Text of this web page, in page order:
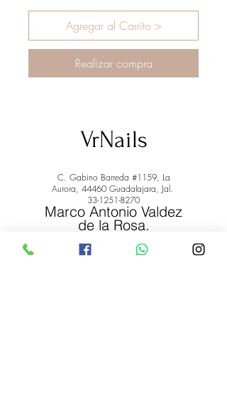
Agregar al Carrito >
Realizar compra
VrNails
C. Gabino Barreda #1159, La
Aurora, 44460 Guadalajara, Jal.
33-1251-8270
Marco Antonio Valdez
de la Rosa.